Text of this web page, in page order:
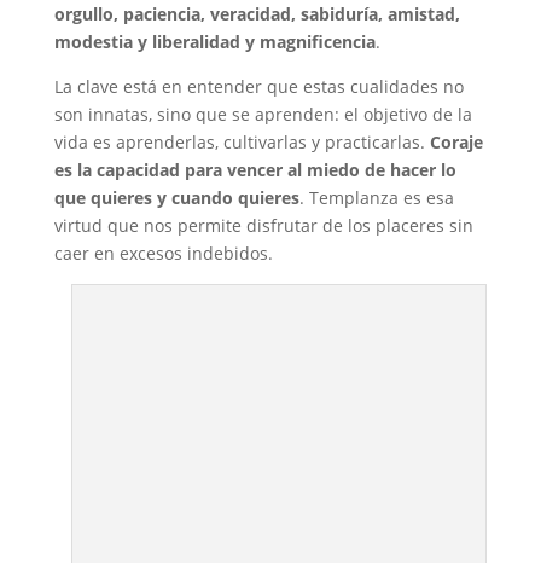
orgullo, paciencia, veracidad, sabiduría, amistad,
modestia y liberalidad y magnificencia.
La clave está en entender que estas cualidades no
son innatas, sino que se aprenden: el objetivo de la
vida es aprenderlas, cultivarlas y practicarlas. Coraje
es la capacidad para vencer al miedo de hacer lo
que quieres y cuando quieres. Templanza es esa
virtud que nos permite disfrutar de los placeres sin
caer en excesos indebidos.